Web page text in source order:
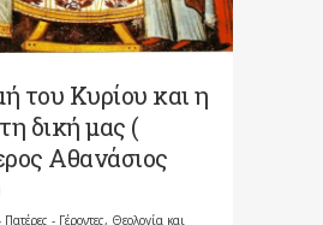
του Κυρίου και η
δική μας (
Αθανάσιος
Πατέρες - Γέροντες, Θεολογία και